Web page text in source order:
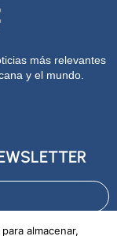
más relevantes
y el mundo.
almacenar,